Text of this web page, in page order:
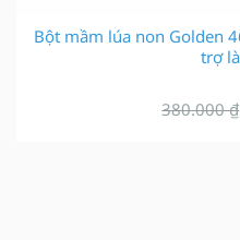
Bột mầm lúa non Golden
trợ
380.000₫